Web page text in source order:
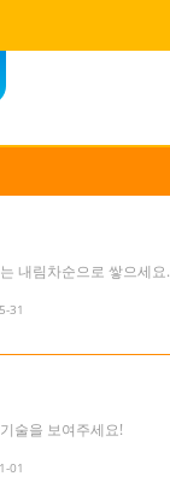
내림차순으로 쌓으세요.
31
술을 보여주세요!
01